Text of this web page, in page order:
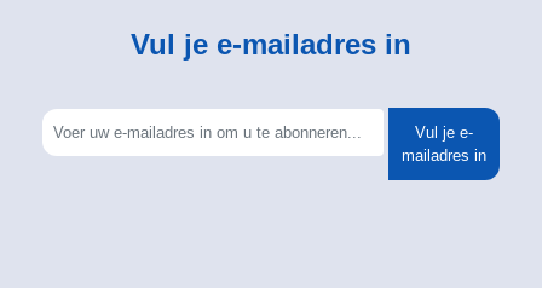
Vul je e-mailadres in
Vul je e-
mailadres in